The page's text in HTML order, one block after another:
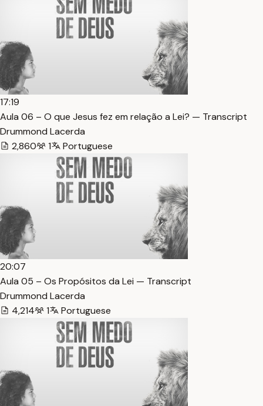
17:19
Aula 06 – O que Jesus fez em relação a Lei? — Transcript
Drummond Lacerda
2,860
1 Portuguese
20:07
Aula 05 – Os Propósitos da Lei — Transcript
Drummond Lacerda
4,214
1 Portuguese